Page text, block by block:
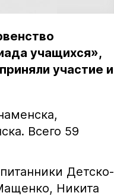
учащихся»,
участие и
Всего 59
Детско-
Никита